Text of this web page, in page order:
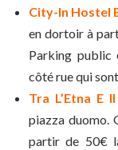
City-In Hostel
en dortoir à
Parking public
côté rue qui
Tra L’Etna E
piazza duomo.
partir de 50€